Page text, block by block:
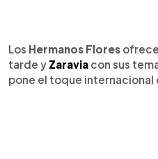
Los Hermanos Flores
tarde y Zaravia con sus
pone el toque internacional